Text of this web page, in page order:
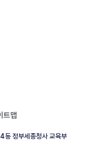
트맵
정부세종청사 교육부